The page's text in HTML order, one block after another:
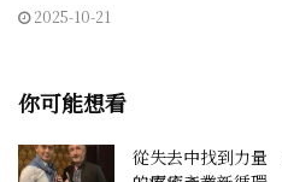
2025-10-21
你可能想看
從失去中找到力量